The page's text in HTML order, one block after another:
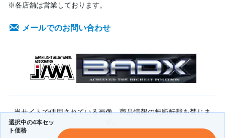
選択中の4本セッ
ト価格
※各店舗は営業しております。
メールでのお問い合わせ
当サイトで使用されている画像、商品情報の無断転載を禁じま